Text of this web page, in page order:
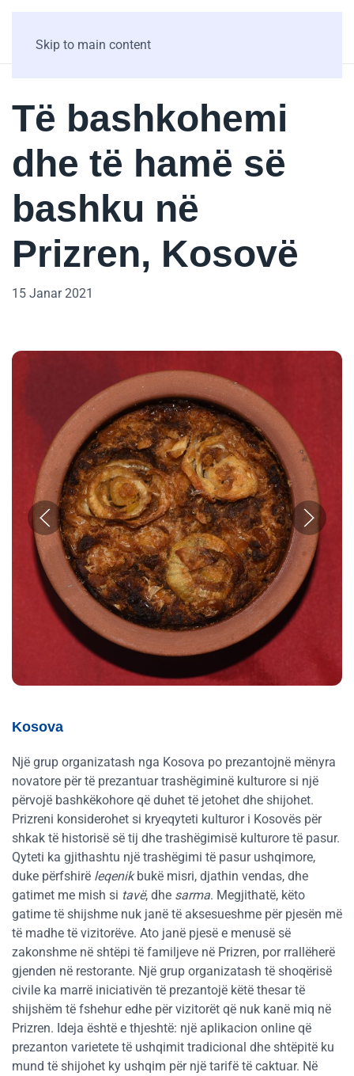
Skip to main content
Të bashkohemi
dhe të hamë së
bashku në
Prizren, Kosovë
15 Janar 2021
Kosova
Një grup organizatash nga Kosova po prezantojnë mënyra
novatore për të prezantuar trashëgiminë kulturore si një
përvojë bashkëkohore që duhet të jetohet dhe shijohet.
Prizreni konsiderohet si kryeqyteti kulturor i Kosovës për
shkak të historisë së tij dhe trashëgimisë kulturore të pasur.
Qyteti ka gjithashtu një trashëgimi të pasur ushqimore,
duke përfshirë leqenikbukë misri, djathin vendas, dhe
gatimet me mish si tavë, dhe sarma. Megjithatë, këto
gatime të shijshme nuk janë të aksesueshme për pjesën më
të madhe të vizitorëve. Ato janë pjesë e menusë së
zakonshme në shtëpi të familjeve në Prizren, por rrallëherë
gjenden në restorante. Një grup organizatash të shoqërisë
civile ka marrë iniciativën të prezantojë këtë thesar të
shijshëm të fshehur edhe për vizitorët që nuk kanë miq në
Prizren. Ideja është e thjeshtë: një aplikacion online që
prezanton varietete të ushqimit tradicional dhe shtëpitë ku
mund të shijohet ky ushqim për një tarifë të caktuar. Në